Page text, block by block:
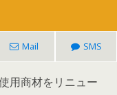
Mail SMS
用商材をリニュー